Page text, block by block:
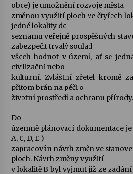
obce) je umožnění rozvoje města
změnou využití ploch ve čtyřech
jedné lokality do
seznamu veřejně prospěšných
zabezpečit trvalý soulad
všech hodnot v území, ať se
civilizační nebo
kulturní. Zvláštní zřetel kromě
přitom brán na péči o
životní prostředí a ochranu přírody.
Do
územně plánovací dokumentace
A, C, D, E )
zapracován návrh změn ve
ploch. Návrh změny využití
v lokalitě B byl vyjmut již ze zadání